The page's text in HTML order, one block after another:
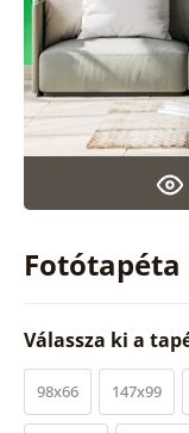
Válassza ki a
98x66 147x99